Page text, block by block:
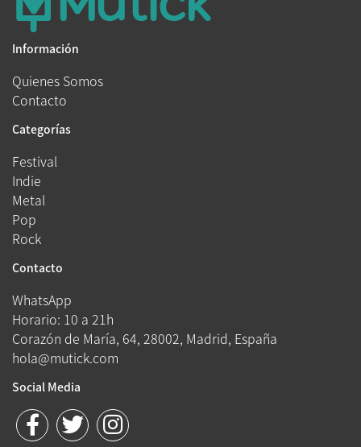
Información
Quienes Somos
Contacto
Categorías
Festival
Indie
Metal
Pop
Rock
Contacto
WhatsApp
Horario: 10 a 21h
Corazón de María, 64, 28002, Madrid, España
hola@mutick.com
Social Media